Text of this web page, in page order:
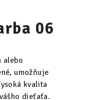
06
alebo
umožňuje
kvalita
dieťaťa.